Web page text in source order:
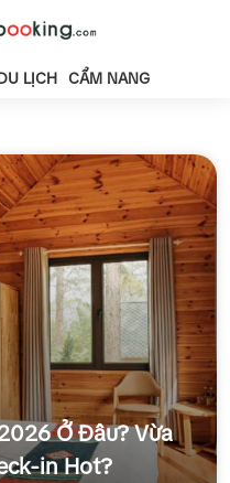
LỊCH CẨM NANG
Ở Đâu? Vừa
in Hot?